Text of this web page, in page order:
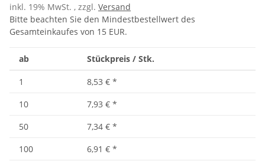
inkl. 19% MwSt. , zzgl. Versand
Bitte beachten Sie den Mindestbestellwert des
Gesamteinkaufes von 15 EUR.
ab Stückpreis / Stk.
1 8,53 € *
10
7,93 € *
50
7,34 € *
100
6,91 € *